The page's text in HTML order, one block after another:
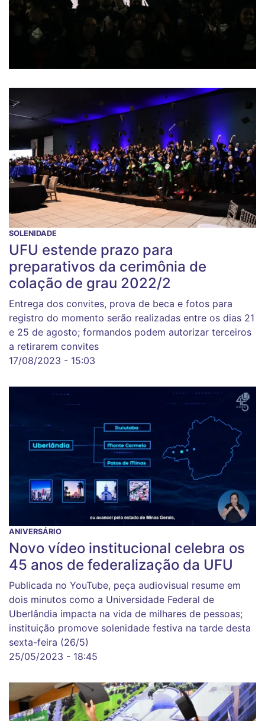
SOLENIDADE
UFU estende prazo para
preparativos da cerimônia de
colação de grau 2022/2
Entrega dos convites, prova de beca e fotos para
registro do momento serão realizadas entre os dias 21
e 25 de agosto; formandos podem autorizar terceiros
a retirarem convites
17/08/2023 - 15:03
ANIVERSÁRIO
Novo vídeo institucional celebra os
45 anos de federalização da UFU
Publicada no YouTube, peça audiovisual resume em
dois minutos como a Universidade Federal de
Uberlândia impacta na vida de milhares de pessoas;
instituição promove solenidade festiva na tarde desta
sexta-feira (26/5)
25/05/2023 - 18:45